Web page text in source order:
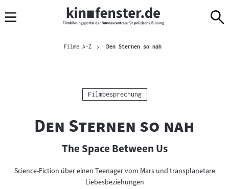
Navigation
zum
zur
Brotkrümelnavigation
Filme A-Z Den Sternen so nahAktuelle Seite
Kategorie:
Filmbesprechung
"
Den Sternen so nah
The Space Between Us
Science-Fiction über einen Teenager vom Mars und transplanetare
Liebesbeziehungen